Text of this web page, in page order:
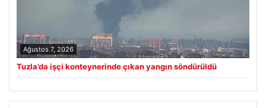
Ağustos 7, 2026
Tuzla’da işçi konteynerinde çıkan yangın söndürüldü